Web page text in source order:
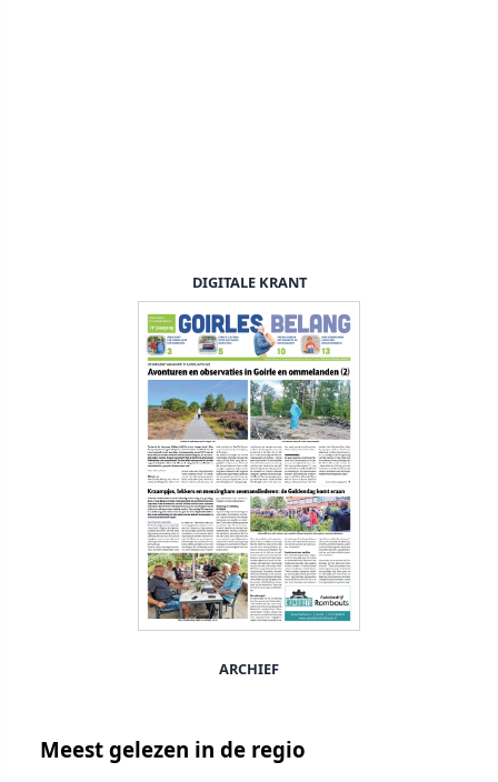
DIGITALE KRANT
ARCHIEF
Meest gelezen in de regio